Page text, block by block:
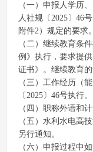
（一）申报人学历
人社规〔2025〕46
附件2）规定的要求
（二）继续教育条
例》执行，要求提
证书》。继续教育
（三）工作经历（
〔2025〕46号执行。
（四）职称外语和
（五）水利水电高
另行通知。
（六）申报过程中